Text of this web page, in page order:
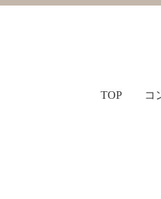
TOP コ